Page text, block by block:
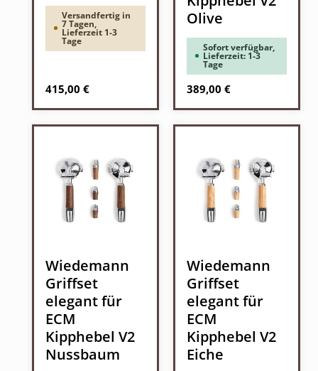
Versandfertig in
7 Tagen,
Lieferzeit 1-3
Tage
Regulärer Preis:
415,00 €
Olive
Sofort verfügbar,
Lieferzeit: 1-3
Tage
Regulärer Preis:
389,00 €
Wiedemann
Griffset
elegant für
ECM
Kipphebel V2
Nussbaum
Wiedemann
Griffset
elegant für
ECM
Kipphebel V2
Eiche